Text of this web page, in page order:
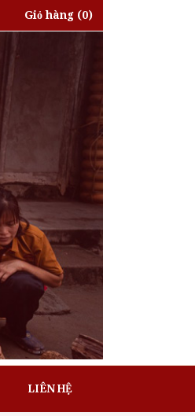
Giỏ hàng (0)
LIÊN HỆ